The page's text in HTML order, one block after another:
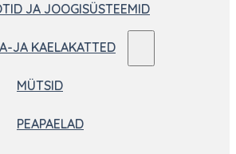
JA JOOGISÜSTEEMID
JA KAELAKATTED
MÜTSID
PEAPAELAD